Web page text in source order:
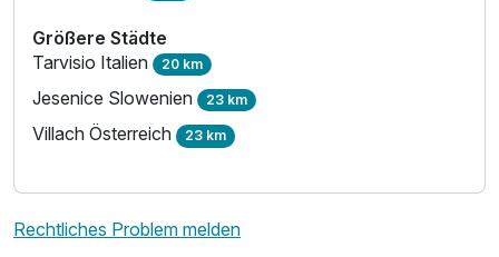
Größere Städte
Tarvisio Italien 20 km
Jesenice Slowenien 23 km
Villach Österreich 23 km
Rechtliches Problem melden